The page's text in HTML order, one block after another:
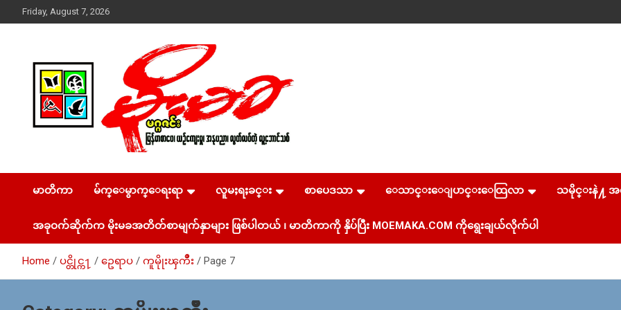
to
Friday, August 7, 2026
MoeMaKa Burmese
News & Media
ယ္ေရး – အမွတ္ ၂၅၄၊ ပထပ္၊ လမ္း ၄၀၊ ေက်ာက္တံတား၊ ရန္ကုန္။
(ဖုုံး – ၀၉ ၂၅၂ ၂၄၉ ၀၉၄ ၊ ၀၉ ၄၂၁ ၇၄၃ ၇၅၃ ၊ ၀၉ ၅၀၄ ၁၀ ၅၈)
ျဖန္႔ခ်ိေရး – ဆိပ္ကမ္းသာစာေပ – အမွတ္ ၁၃ / ၃၈ လမ္း။ ပ
လာဇာေစ်းသစ္ ။ ၀၉ ၇၈၆၈၃၇ ၃၀၅ / ၀၉ ၉၆၃၆၉၉၈၃၄
မာတိကာ မ်က္ေမွာက္ေရးရာ လူမႈရႈခင္း စာပေဒသာ ေသာင္းေျပာင္းေထြလာ သမိုင္းနဲ႔ အ
အခုဝက်ဆိုက်က မိုးမခအတိတ်စာမျက်နှာများ ဖြစ်ပါတယ် ၊ မာတိကာကို နှိပ်ပြီး MOEMAKA.COM ကိုရွေးချယ်လိုက်ပါ
Home ပင္တိုင္က႑ ဥေရာပ ကူမိုုးၾကိဳး Page 7